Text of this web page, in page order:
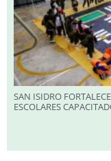
SAN ISIDRO
ESCOLARES